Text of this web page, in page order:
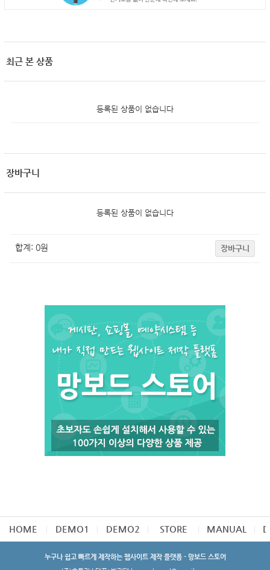
최근 본 상품
등록된 상품이 없습니다
장바구니
등록된 상품이 없습니다
합계: 0원 장바구니
HOME DEMO1 DEMO2 STORE MANUAL
누구나 쉽고 빠르게 제작하는 웹사이트 제작 플랫폼 - 망보드 스토어